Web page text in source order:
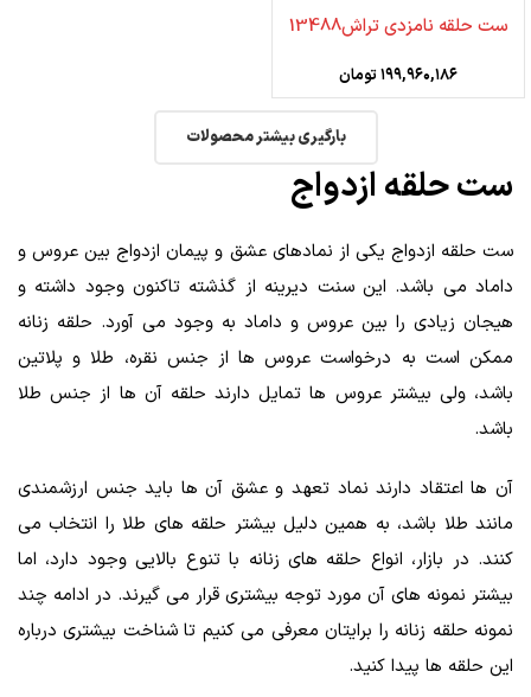
ست حلقه نامزدی تراش13488
۱۹۹,۹۶۰,۱۸۶تومان
بارگیری بیشتر محصولات
ست حلقه ازدواج
ست حلقه ازدواج یکی از نمادهای عشق و پیمان ازدواج بین عروس و
داماد می باشد. این سنت دیرینه از گذشته تاکنون وجود داشته و
هیجان زیادی را بین عروس و داماد به وجود می‌ آورد. حلقه زنانه
ممکن است به درخواست عروس‌ ها از جنس نقره، طلا و پلاتین
باشد، ولی بیشتر عروس‌ ها تمایل دارند حلقه آن‌ ها از جنس طلا
باشد.
آن‌ ها اعتقاد دارند نماد تعهد و عشق آن‌ ها باید جنس ارزشمندی
مانند طلا باشد، به همین دلیل بیشتر حلقه‌ های طلا را انتخاب می‌
کنند. در بازار، انواع حلقه‌ های زنانه با تنوع بالایی وجود دارد، اما
بیشتر نمونه‌ های آن مورد توجه بیشتری قرار می‌ گیرند. در ادامه چند
نمونه حلقه زنانه را برایتان معرفی می‌ کنیم تا شناخت بیشتری درباره
این حلقه‌ ها پیدا کنید.